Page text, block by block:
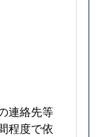
連絡先等
程度で依